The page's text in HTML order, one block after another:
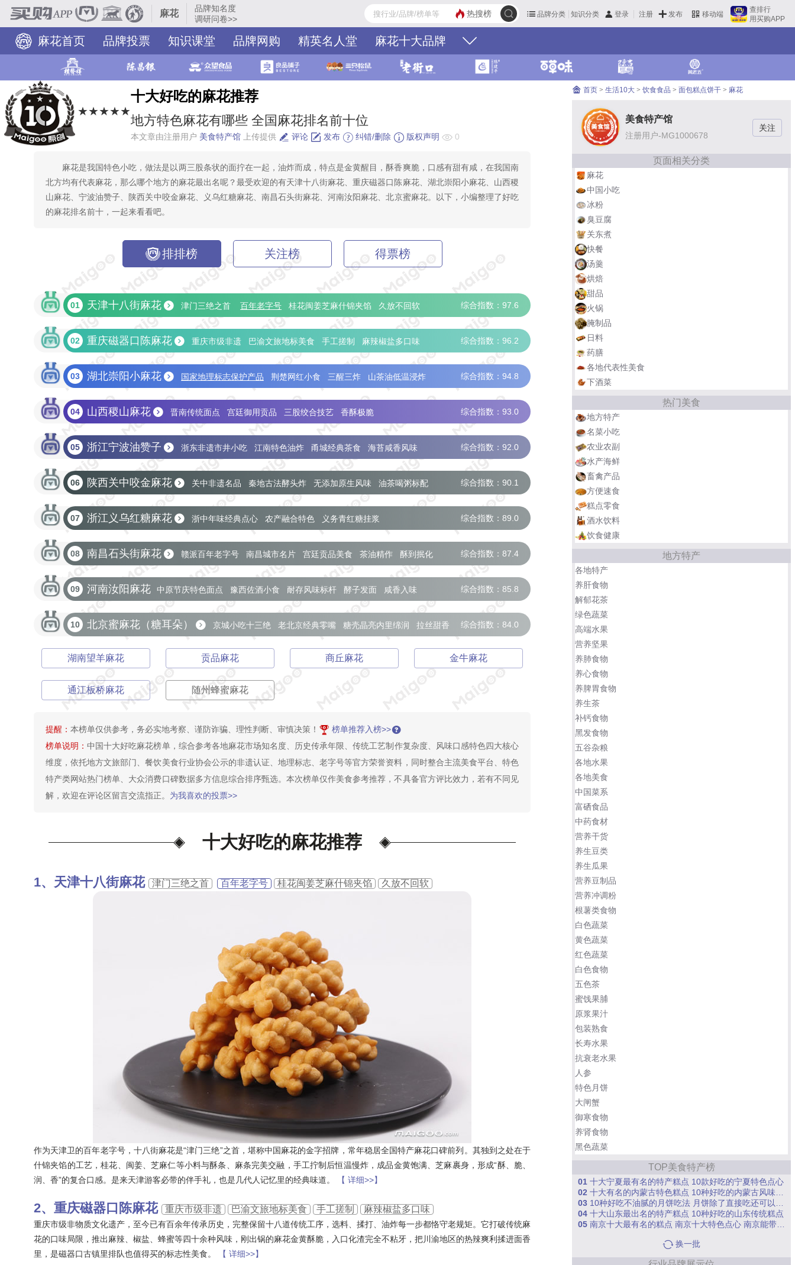
麻花
品牌知名度
调研问卷>>
品牌分类 知识分类 登录 注册 发布 移动端
查排行
用买购APP
热搜榜
麻花首页 品牌投票 知识课堂 品牌网购 精英名人堂 麻花十大品牌
★★★★★
十大好吃的麻花推荐
地方特色麻花有哪些 全国麻花排名前十位
本文章由注册用户 美食特产馆 上传提供 评论 发布 纠错/删除 版权声明 0
麻花是我国特色小吃，做法是以两三股条状的面拧在一起，油炸而成，特点是金黄醒目，酥香爽脆，口感有甜有咸，在我国南
北方均有代表麻花，那么哪个地方的麻花最出名呢？最受欢迎的有天津十八街麻花、重庆磁器口陈麻花、‌湖北崇阳小麻花、山西稷
山麻花、‌宁波油赞子、‌陕西关中咬金麻花、义乌红糖麻花、南昌石头街麻花、河南汝阳麻花、北京蜜麻花。以下，小编整理了好吃
的麻花排名前十，一起来看看吧。
排排榜 关注榜 得票榜
01 天津十八街麻花 津门三绝之首 百年老字号 桂花闽姜芝麻什锦夹馅 久放不回软 综合指数：97.6
02 重庆磁器口陈麻花 重庆市级非遗 巴渝文旅地标美食 手工搓制 麻辣椒盐多口味 综合指数：96.2
03 ‌湖北崇阳小麻花 国家地理标志保护产品 荆楚网红小食 三醒三炸 山茶油低温浸炸 综合指数：94.8
04 山西稷山麻花 晋南传统面点 宫廷御用贡品 三股绞合技艺 香酥极脆 综合指数：93.0
05 ‌浙江宁波油赞子 浙东非遗市井小吃 江南特色油炸 甬城经典茶食 海苔咸香风味 综合指数：92.0
06 ‌陕西关中咬金麻花 关中非遗名品 秦地古法酵头炸 无添加原生风味 油茶喝粥标配 综合指数：90.1
07 浙江义乌红糖麻花 浙中年味经典点心 农产融合特色 义务青红糖挂浆
琥珀色泽甜而不腻
综合指数：89.0
08 南昌石头街麻花 赣派百年老字号 南昌城市名片 宫廷贡品美食 茶油精作 酥到抿化 综合指数：87.4
09 河南汝阳麻花 中原节庆特色面点 豫西佐酒小食 耐存风味标杆 酵子发面 咸香入味 综合指数：85.8
10 北京蜜麻花（糖耳朵） 京城小吃十三绝 老北京经典零嘴 糖壳晶亮内里绵润 拉丝甜香 综合指数：84.0
湖南望羊麻花 贡品麻花 商丘麻花 金牛麻花
通江板桥麻花 随州蜂蜜麻花
01 天津十八街麻花
02 北京蜜麻花（糖耳朵）
‌浙江宁波油赞子
04 南昌石头街麻花
05 山西稷山麻花
06 商丘麻花
‌湖北崇阳小麻花
09 重庆磁器口陈麻花
10 金牛麻花
浙江义乌红糖麻花
提醒： 本榜单仅供参考，务必实地考察、谨防诈骗、理性判断、审慎决策！
榜单推荐入榜>>
榜单说明：中国十大好吃麻花榜单，综合参考各地麻花市场知名度、历史传承年限、传统工艺制作复杂度、风味口感特色四大核心
维度，依托地方文旅部门、餐饮美食行业协会公示的非遗认证、地理标志、老字号等官方荣誉资料，同时整合主流美食平台、特色
特产类网站热门榜单、大众消费口碑数据多方信息综合排序甄选。本次榜单仅作美食参考推荐，不具备官方评比效力，若有不同见
解，欢迎在评论区留言交流指正。 为我喜欢的投票>>
十大好吃的麻花推荐
天津十八街麻花 津门三绝之首 百年老字号 桂花闽姜芝麻什锦夹馅 久放不回软
作为天津卫的百年老字号，十八街麻花是“津门三绝”之首，堪称中国麻花的金字招牌，常年稳居全国特产麻花口碑前列。其独到之处在于
什锦夹馅的工艺，桂花、闽姜、芝麻仁等小料与酥条、麻条完美交融，手工拧制后恒温慢炸，成品金黄饱满、芝麻裹身，形成“酥、脆、
润、香”的复合口感。是来天津游客必带的伴手礼，也是几代人记忆里的经典味道。
【 详细>>】
重庆磁器口陈麻花 重庆市级非遗 巴渝文旅地标美食 手工搓制 麻辣椒盐多口味
重庆市级非物质文化遗产，至今已有百余年传承历史，完整保留十八道传统工序，选料、揉打、油炸每一步都恪守老规矩。它打破传统麻
花的口味局限，推出麻辣、椒盐、蜂蜜等四十余种风味，刚出锅的麻花金黄酥脆，入口化渣完全不粘牙，把川渝地区的热辣爽利揉进面香
里，是磁器口古镇里排队也值得买的标志性美食。
【 详细>>】
首页 > 生活10大 > 饮食食品 > 面包糕点饼干 > 麻花
美食特产馆
注册用户-MG1000678
页面相关分类
麻花
中国小吃
冰粉
臭豆腐
关东煮
快餐
汤羹
烘焙
甜品
火锅
腌制品
日料
药膳
各地代表性美食
下酒菜
热门美食
地方特产
名菜小吃
农业农副
水产海鲜
畜禽产品
方便速食
糕点零食
酒水饮料
饮食健康
地方特产
各地特产
养肝食物
解郁花茶
绿色蔬菜
高端水果
营养坚果
养肺食物
养心食物
养脾胃食物
养生茶
补钙食物
黑发食物
五谷杂粮
各地水果
各地美食
中国菜系
富硒食品
中药食材
营养干货
养生豆类
养生瓜果
营养豆制品
营养冲调粉
根薯类食物
白色蔬菜
黄色蔬菜
红色蔬菜
白色食物
五色茶
蜜饯果脯
原浆果汁
包装熟食
长寿水果
抗衰老水果
人参
特色月饼
大闸蟹
御寒食物
养肾食物
黑色蔬菜
TOP美食特产榜
01 十大宁夏最有名的特产糕点 10款好吃的宁夏特色点心
02 十大有名的内蒙古特色糕点 10种好吃的内蒙古风味糕点
03 10种好吃不油腻的月饼吃法 月饼除了直接吃还可以怎么吃
04 十大山东最出名的特产糕点 10种好吃的山东传统糕点
05 南京十大最有名的糕点 南京十大特色点心 南京能带走的糕点
换一批